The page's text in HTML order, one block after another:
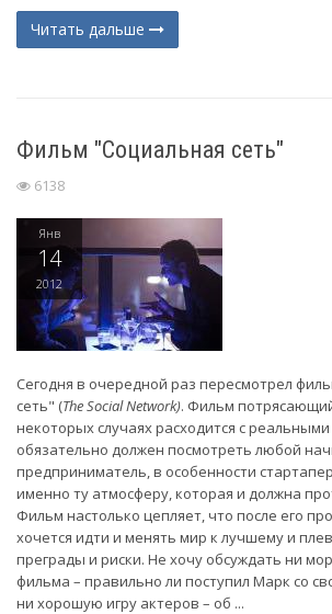
Читать дальше
Фильм "Социальная сеть"
6138
Янв
14
2012
Сегодня в очередной раз пересмотрел
сеть" (The Social Network). Фильм
некоторых случаях расходится с
обязательно должен посмотреть любой
предприниматель, в особенности
именно ту атмосферу, которая и должна
Фильм настолько цепляет, что после его
хочется идти и менять мир к лучшему и
преграды и риски. Не хочу обсуждать ни
фильма – правильно ли поступил Марк со
ни хорошую игру актеров – об ...